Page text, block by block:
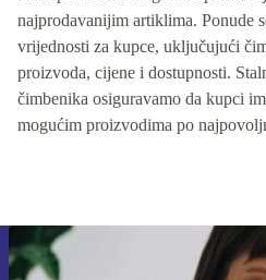
najprodavanijim artiklima. Ponude
vrijednosti za kupce, uključujući
proizvoda, cijene i dostupnosti.
čimbenika osiguravamo da kupci
mogućim proizvodima po
Prijavi se na